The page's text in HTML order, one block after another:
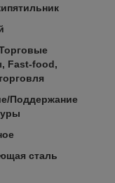
Fast-food,
Поддержание
сталь